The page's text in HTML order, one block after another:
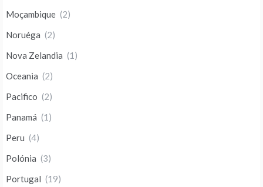
Moçambique (2)
Noruéga (2)
Nova Zelandia (1)
Oceania (2)
Pacifico (2)
Panamá (1)
Peru (4)
Polónia (3)
Portugal (19)